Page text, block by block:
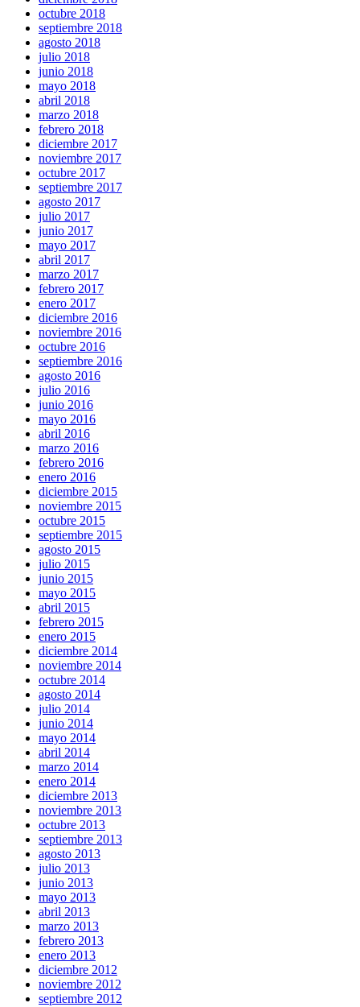
octubre 2018
septiembre 2018
agosto 2018
julio 2018
junio 2018
mayo 2018
abril 2018
marzo 2018
febrero 2018
diciembre 2017
noviembre 2017
octubre 2017
septiembre 2017
agosto 2017
julio 2017
junio 2017
mayo 2017
abril 2017
marzo 2017
febrero 2017
enero 2017
diciembre 2016
noviembre 2016
octubre 2016
septiembre 2016
agosto 2016
julio 2016
junio 2016
mayo 2016
abril 2016
marzo 2016
febrero 2016
enero 2016
diciembre 2015
noviembre 2015
octubre 2015
septiembre 2015
agosto 2015
julio 2015
junio 2015
mayo 2015
abril 2015
febrero 2015
enero 2015
diciembre 2014
noviembre 2014
octubre 2014
agosto 2014
julio 2014
junio 2014
mayo 2014
abril 2014
marzo 2014
enero 2014
diciembre 2013
noviembre 2013
octubre 2013
septiembre 2013
agosto 2013
julio 2013
junio 2013
mayo 2013
abril 2013
marzo 2013
febrero 2013
enero 2013
diciembre 2012
noviembre 2012
septiembre 2012